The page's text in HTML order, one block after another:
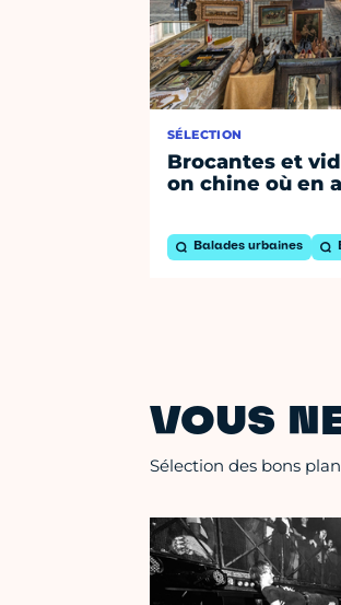
SÉLECTION
Brocantes et
on chine où en
Balades urbaines
VOUS
Sélection des bons